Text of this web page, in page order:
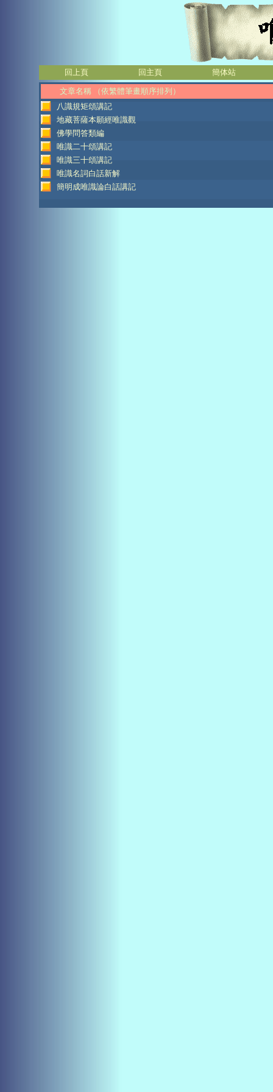
回上頁 回主頁 簡体站
文章名稱 （依繁體筆畫順序排列）
八識規矩頌講記
地藏菩薩本願經唯識觀
佛學問答類編
唯識二十頌講記
唯識三十頌講記
唯識名詞白話新解
簡明成唯識論白話講記